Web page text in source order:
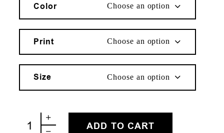
Color Choose an option
Print Choose an option
Size Choose an option
ΚΑΛΟΚΑΙΡΙ quantity
ADD TO CART